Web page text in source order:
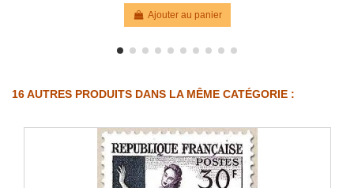
Ajouter au panier
16 AUTRES PRODUITS DANS LA MÊME CATÉGORIE :